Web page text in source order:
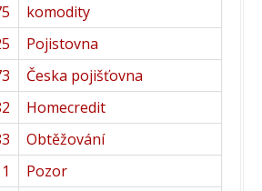
komodity
Pojistovna
Česka pojišťovna
Homecredit
Obtěžování
Pozor